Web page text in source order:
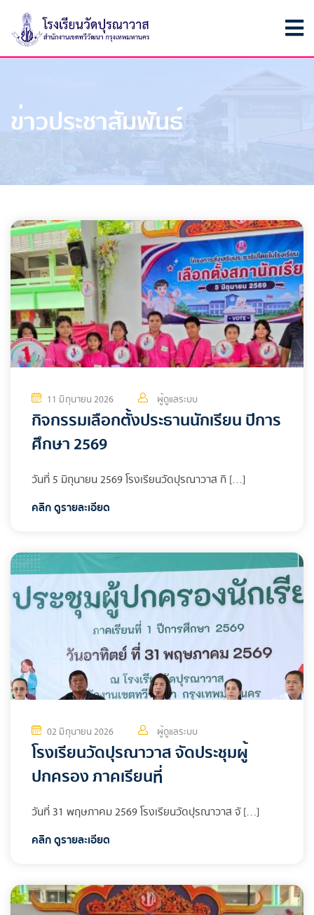
ข่าวประชาสัมพันธ์
11 มิถุนายน 2026 ผู้ดูแลระบบ
กิจกรรมเลือกตั้งประธานนักเรียน ปีการ
ศึกษา 2569
วันที่ 5 มิถุนายน 2569 โรงเรียนวัดปุรณาวาส กิ […]
คลิก ดูรายละเอียด
02 มิถุนายน 2026 ผู้ดูแลระบบ
โรงเรียนวัดปุรณาวาส จัดประชุมผู้
ปกครอง ภาคเรียนที่
วันที่ 31 พฤษภาคม 2569 โรงเรียนวัดปุรณาวาส จั […]
คลิก ดูรายละเอียด